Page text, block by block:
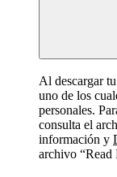
Al descargar
uno de los
personales.
consulta el
información y
archivo “Read